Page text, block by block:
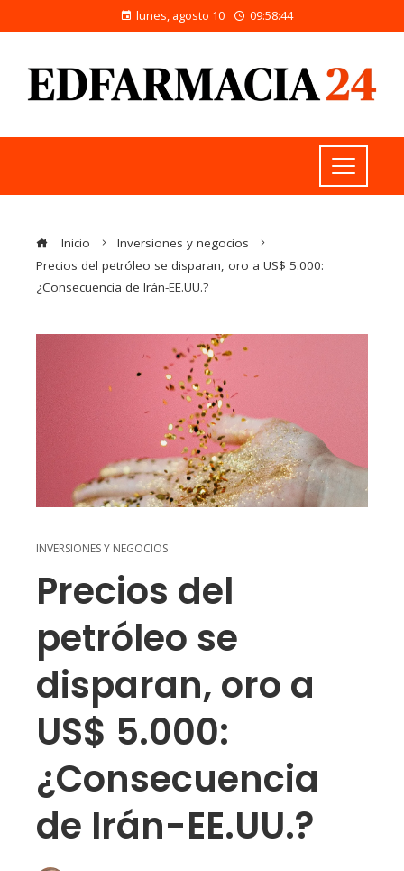
lunes, agosto 10 09:58:45
Inicio
Inversiones y negocios
Precios del petróleo se disparan, oro a US$ 5.000:
¿Consecuencia de Irán-EE.UU.?
INVERSIONES Y NEGOCIOS
Precios del
petróleo se
disparan, oro a
US$ 5.000:
¿Consecuencia
de Irán-EE.UU.?